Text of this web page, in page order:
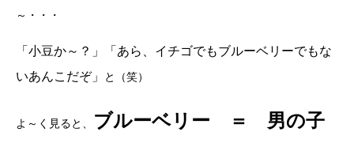
～・・・
「小豆か～？」「あら、イチゴでもブルーベリーでもな
いあんこだぞ」
と（笑）
よ～く見ると、 ブルーベリー ＝ 男の子